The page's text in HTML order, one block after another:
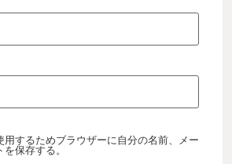
用するためブラウザーに自分の名前、メー
保存する。